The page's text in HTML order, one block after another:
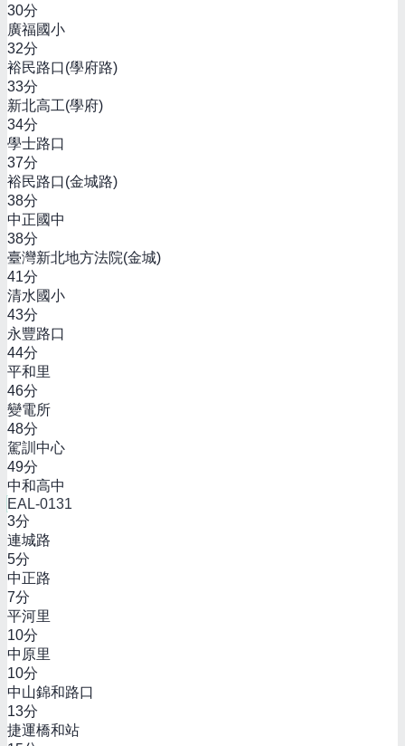
30分
廣福國小
32分
裕民路口(學府路)
33分
新北高工(學府)
34分
學士路口
37分
裕民路口(金城路)
38分
中正國中
38分
臺灣新北地方法院(金城)
41分
清水國小
43分
永豐路口
44分
平和里
46分
變電所
48分
駕訓中心
49分
中和高中
EAL-0131
3分
連城路
5分
中正路
7分
平河里
10分
中原里
10分
中山錦和路口
13分
捷運橋和站